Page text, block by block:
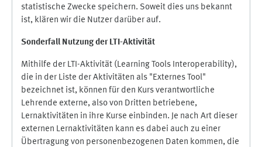
statistische Zwecke speichern. Soweit dies uns bekannt
ist, klären wir die Nutzer darüber auf.
Sonderfall Nutzung der LTI-Aktivität
Mithilfe der LTI-Aktivität (Learning Tools Interoperability),
die in der Liste der Aktivitäten als "Externes Tool"
bezeichnet ist, können für den Kurs verantwortliche
Lehrende externe, also von Dritten betriebene,
Lernaktivitäten in ihre Kurse einbinden. Je nach Art dieser
externen Lernaktivitäten kann es dabei auch zu einer
Übertragung von personenbezogenen Daten kommen, die